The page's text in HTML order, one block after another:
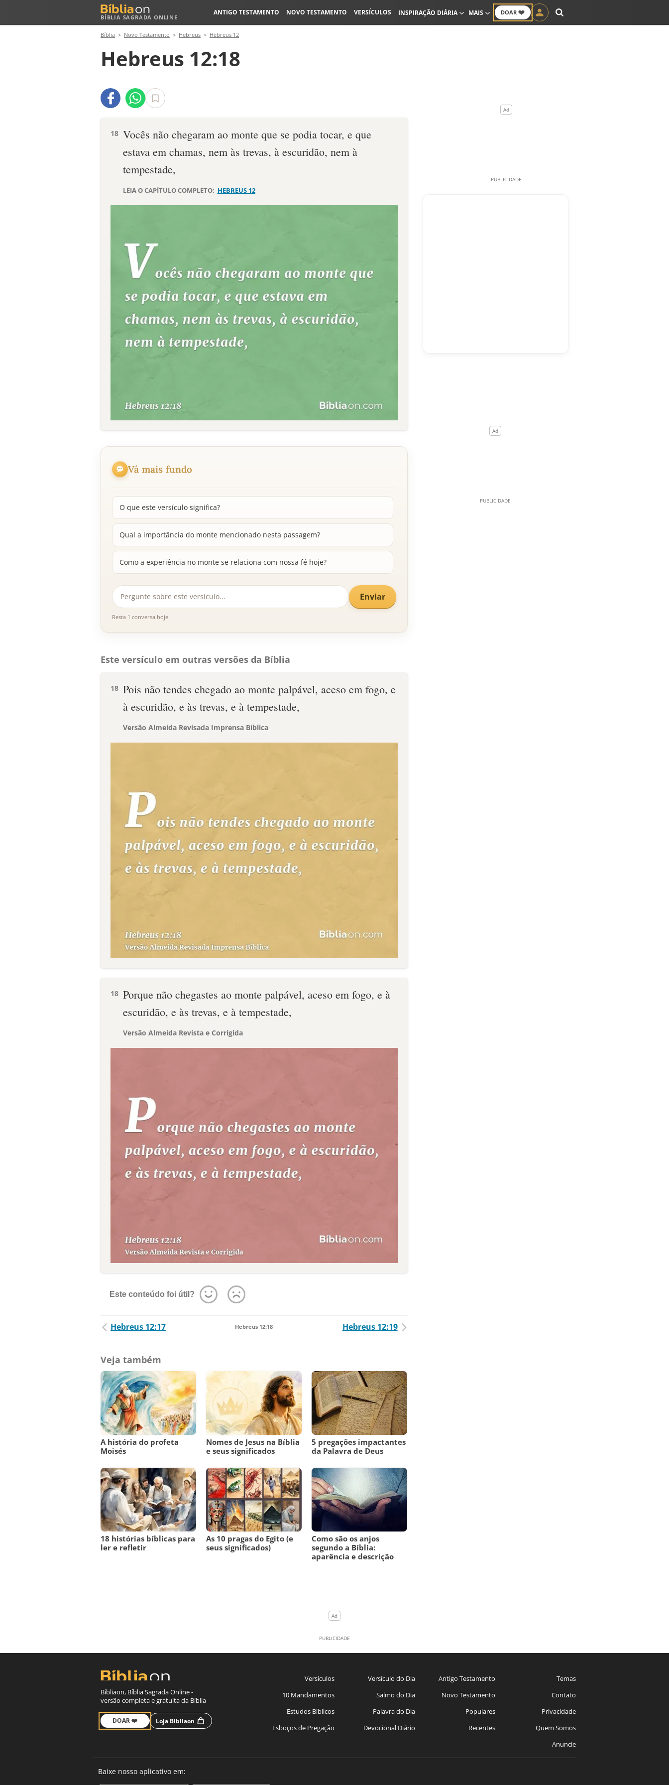
BÍBLIA SAGRADA ONLINE
DOAR ❤️
ANTIGO TESTAMENTO NOVO TESTAMENTO VERSÍCULOS INSPIRAÇÃO DIÁRIA MAIS
Bíblia Novo Testamento Hebreus Hebreus 12
Hebreus 12:18
18 Vocês não chegaram ao monte que se podia tocar, e que
estava em chamas, nem às trevas, à escuridão, nem à
tempestade,
LEIA O CAPÍTULO COMPLETO: HEBREUS 12
Vá mais fundo
O que este versículo significa?
Qual a importância do monte mencionado nesta passagem?
Como a experiência no monte se relaciona com nossa fé hoje?
Enviar
Resta 1 conversa hoje
Este versículo em outras versões da Bíblia
18 Pois não tendes chegado ao monte palpável, aceso em fogo, e
à escuridão, e às trevas, e à tempestade,
Versão Almeida Revisada Imprensa Bíblica
18 Porque não chegastes ao monte palpável, aceso em fogo, e à
escuridão, e às trevas, e à tempestade,
Versão Almeida Revista e Corrigida
Este conteúdo foi útil?
Hebreus 12:17 Hebreus 12:18 Hebreus 12:19
Veja também
A história do profeta
Moisés
Nomes de Jesus na Bíblia
e seus significados
5 pregações impactantes
da Palavra de Deus
18 histórias bíblicas para
ler e refletir
As 10 pragas do Egito (e
seus significados)
Como são os anjos
segundo a Bíblia:
aparência e descrição
Bíbliaon, Bíblia Sagrada Online -
versão completa e gratuita da Bíblia
DOAR ❤️ Loja Bíbliaon
Versículos
10 Mandamentos
Estudos Bíblicos
Esboços de Pregação
Versículo do Dia
Salmo do Dia
Palavra do Dia
Devocional Diário
Antigo Testamento
Novo Testamento
Populares
Recentes
Temas
Contato
Privacidade
Quem Somos
Anuncie
Baixe nosso aplicativo em: